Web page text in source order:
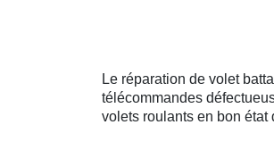
Le réparation de volet
télécommandes
volets roulants en bon état